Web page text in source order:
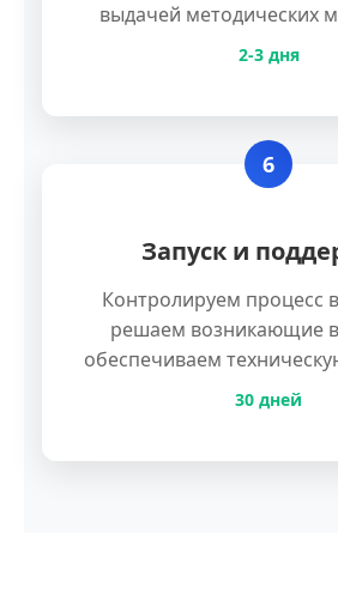
выдачей методических
2-3 дня
6
Запуск и
Контролируем процесс
решаем возникающие
обеспечиваем
30 дней